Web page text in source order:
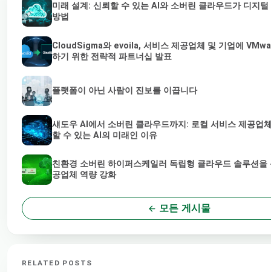
미래 설계: 신뢰할 수 있는 AI와 소버린 클라우드가 디지
방법
CloudSigma와 evoila, 서비스 제공업체 및 기업에
하기 위한 전략적 파트너십 발표
플랫폼이 아닌 사람이 진보를 이끕니다
섀도우 AI에서 소버린 클라우드까지: 로컬 서비스 제공업
할 수 있는 AI의 미래인 이유
친환경 소버린 하이퍼스케일러 독립형 클라우드 솔루션
공업체 역량 강화
모든 게시물
RELATED POSTS